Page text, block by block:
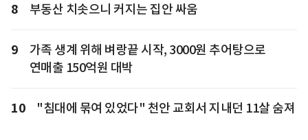
8 부동산 치솟으니 커지는 집안 싸움
9
가족 생계 위해 벼랑끝 시작, 3000원 추어탕으로
연매출 150억원 대박
10 "침대에 묶여 있었다" 천안 교회서 지내던 11살 숨져